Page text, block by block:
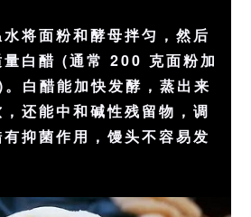
将面粉和酵母拌匀，然后
量白醋 (通常 200 克面粉加
白醋能加快发酵，蒸出来
还能中和碱性残留物，调
抑菌作用，馒头不容易发